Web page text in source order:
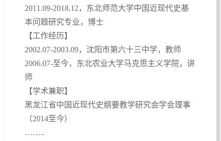
2011.09-2018.12，东北师范大学中国近现代史基
本问题研究专业，博士
【工作经历】
2002.07-2003.09，沈阳市第六十三中学，教师
2006.07-至今，东北农业大学马克思主义学院，讲
师
【学术兼职】
黑龙江省中国近现代史纲要教学研究会学会理事
（2014至今）
……..